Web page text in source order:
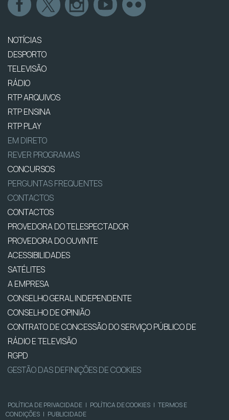
NOTÍCIAS
DESPORTO
TELEVISÃO
RÁDIO
RTP ARQUIVOS
RTP ENSINA
RTP PLAY
EM DIRETO
REVER PROGRAMAS
CONCURSOS
PERGUNTAS FREQUENTES
CONTACTOS
CONTACTOS
PROVEDORA DO TELESPECTADOR
PROVEDORA DO OUVINTE
ACESSIBILIDADES
SATÉLITES
A EMPRESA
CONSELHO GERAL INDEPENDENTE
CONSELHO DE OPINIÃO
CONTRATO DE CONCESSÃO DO SERVIÇO PÚBLICO DE
RÁDIO E TELEVISÃO
RGPD
GESTÃO DAS DEFINIÇÕES DE COOKIES
POLÍTICA DE PRIVACIDADE | POLÍTICA DE COOKIES | TERMOS E
CONDIÇÕES | PUBLICIDADE